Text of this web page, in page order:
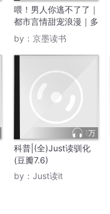
喂！男人你逃不了了｜
都市言情甜宠浪漫｜多
人有声
by： 京墨读书
1万
科普|(全)Just读驯化
(豆瓣7.6)
by： Just读it